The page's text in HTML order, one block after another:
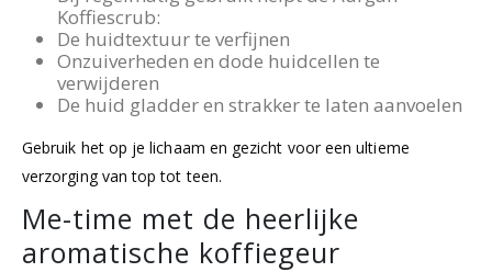
Koffiescrub:
De huidtextuur te verfijnen
Onzuiverheden en dode huidcellen te
verwijderen
De huid gladder en strakker te laten aanvoelen
Gebruik het op je lichaam en gezicht voor een ultieme
verzorging van top tot teen.
Me-time met de heerlijke
aromatische koffiegeur